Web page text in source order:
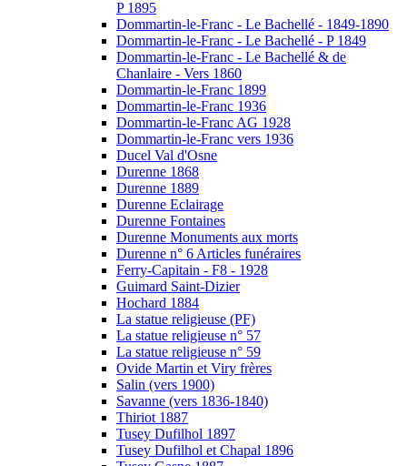
P 1895
Dommartin-le-Franc - Le Bachellé - 1849-1890
Dommartin-le-Franc - Le Bachellé - P 1849
Dommartin-le-Franc - Le Bachellé & de
Chanlaire - Vers 1860
Dommartin-le-Franc 1899
Dommartin-le-Franc 1936
Dommartin-le-Franc AG 1928
Dommartin-le-Franc vers 1936
Ducel Val d'Osne
Durenne 1868
Durenne 1889
Durenne Eclairage
Durenne Fontaines
Durenne Monuments aux morts
Durenne n° 6 Articles funéraires
Ferry-Capitain - F8 - 1928
Guimard Saint-Dizier
Hochard 1884
La statue religieuse (PF)
La statue religieuse n° 57
La statue religieuse n° 59
Ovide Martin et Viry frères
Salin (vers 1900)
Savanne (vers 1836-1840)
Thiriot 1887
Tusey Dufilhol 1897
Tusey Dufilhol et Chapal 1896